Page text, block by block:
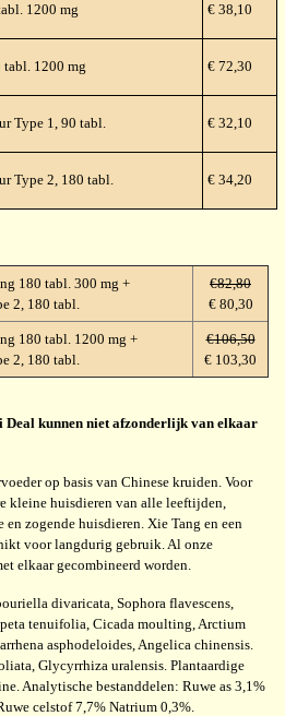
1200 mg € 38,10
tabl. 1200 mg € 72,30
Type 1, 90 tabl. € 32,10
Type 2, 180 tabl. € 34,20
180 tabl. 300 mg +
2, 180 tabl.
€82,80
€ 80,30
180 tabl. 1200 mg +
2, 180 tabl.
€106,50
€ 103,30
Deal kunnen niet afzonderlijk van elkaar
op basis van Chinese kruiden. Voor
kleine huisdieren van alle leeftijden,
zogende huisdieren. Xie Tang en een
voor langdurig gebruik. Al onze
elkaar gecombineerd worden.
divaricata, Sophora flavescens,
tenuifolia, Cicada moulting, Arctium
asphodeloides, Angelica chinensis.
Glycyrrhiza uralensis. Plantaardige
Analytische bestanddelen: Ruwe as 3,1%
celstof 7,7% Natrium 0,3%.